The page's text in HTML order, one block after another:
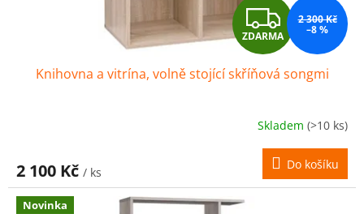
Z
D
A
R
M
A
ZDARMA
2 300 Kč
–8 %
Knihovna a vitrína, volně stojící skříňová songmi
Skladem (>10 ks)
2 100 Kč / ks
Do košíku
Novinka